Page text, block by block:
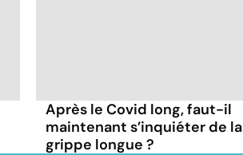
Après le Covid long, faut-il
maintenant s’inquiéter de la
grippe longue ?